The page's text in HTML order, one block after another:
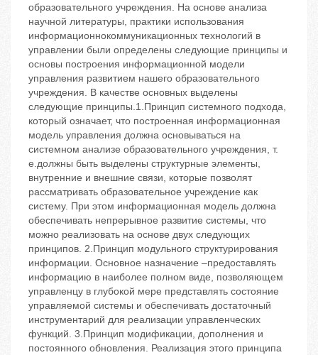
образовательного учреждения. На основе анализа
научной литературы, практики использования
информационнокоммуникационных технологий в
управлении были определены следующие принципы и
основы построения информационной модели
управления развитием нашего образовательного
учреждения. В качестве основных выделены
следующие принципы.1.Принцип системного подхода,
который означает, что построенная информационная
модель управления должна основываться на
системном анализе образовательного учреждения, т.
е.должны быть выделены структурные элементы,
внутренние и внешние связи, которые позволят
рассматривать образовательное учреждение как
систему. При этом информационная модель должна
обеспечивать непрерывное развитие системы, что
можно реализовать на основе двух следующих
принципов. 2.Принцип модульного структурирования
информации. Основное назначение –предоставлять
информацию в наиболее полном виде, позволяющем
управленцу в глубокой мере представлять состояние
управляемой системы и обеспечивать достаточный
инструментарий для реализации управленческих
функций. 3.Принцип модификации, дополнения и
постоянного обновления. Реализация этого принципа